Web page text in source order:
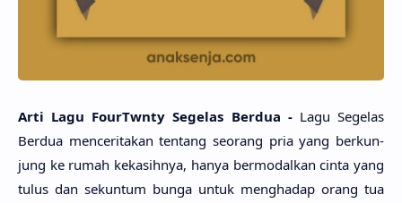
Arti Lagu FourTwnty Sege­las Ber­dua -Lagu Sege­las
Ber­dua mencerita­kan ten­tang seo­rang pria yang berkun­
jung ke rumah kekasih­nya, hanya bermodal­kan cinta yang
tulus dan sekun­tum bunga untuk mengha­dap orang tua